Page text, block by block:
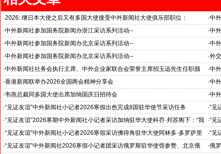
·2026: 继日本大使之后又有多国大使接受中外新闻社大使俱乐部职位：
国之交在于民相亲, 民相亲在于心相通
·中
·中外新闻社参加国务院新闻办浙江采访系列活动--
推动科技创新和产业创新深度融合
·中
“科
·中外新闻社参加国务院新闻办北京采访系列活动--
见证科技创新和产业创新高质量发展
·中
小
·中外新闻社参加国务院新闻办北京采访系列活动--
北京人形机器人创新中心打造具有全球影响力的应用示范高地
·外
·中外新闻社社务会执行主席、中外企业家联合会荣誉主席招玉远先生任职颁
证仪式在香港举行
·中
·香港新闻联举办2026全国两会精神分享会 ·中
对
·韦燕总裁同多国大使出席加纳国庆日招待会 ·中
·“见证友谊”中外新闻社小记者2026寒假出色完成8国驻华使节采访任务
斯洛伐克驻华大使莱齐亚克阁下为小记者们颁发“优秀小记者(优秀小小外交
官)”证书
·“见
下：
·“见证友谊”2026寒期中外新闻社小记者采访加纳驻华大使科乔·邦苏阁下：“我
十分享受在中国的时光……”
·“见
们将
·“见证友谊”中外新闻社小记者2026寒假采访佛得角驻华大使阿林多·多罗萨里
奥阁下: 期待两国青少年成为发展中佛友好关系新的动力
·“见
就是
·“见证友谊”中外新闻社2026寒假小记者团采访俄罗斯驻华使馆参赞、北京俄
·俄